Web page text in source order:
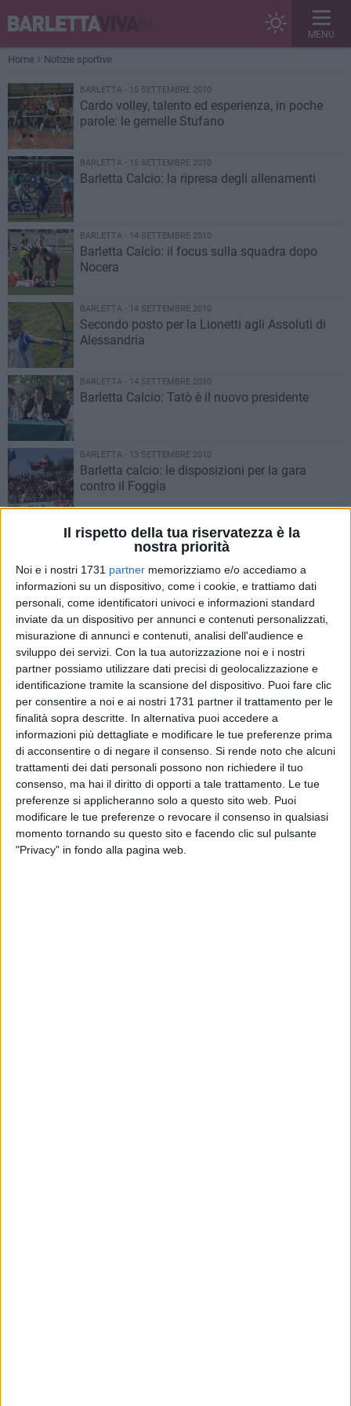
Il rispetto della tua riservatezza è la
nostra priorità
Noi e i nostri 1731 partner memorizziamo e/o accediamo a
informazioni su un dispositivo, come i cookie, e trattiamo dati
personali, come identificatori univoci e informazioni standard
inviate da un dispositivo per annunci e contenuti personalizzati,
misurazione di annunci e contenuti, analisi dell'audience e
sviluppo dei servizi. Con la tua autorizzazione noi e i nostri
partner possiamo utilizzare dati precisi di geolocalizzazione e
identificazione tramite la scansione del dispositivo. Puoi fare clic
per consentire a noi e ai nostri 1731 partner il trattamento per le
finalità sopra descritte. In alternativa puoi accedere a
informazioni più dettagliate e modificare le tue preferenze prima
di acconsentire o di negare il consenso. Si rende noto che alcuni
trattamenti dei dati personali possono non richiedere il tuo
consenso, ma hai il diritto di opporti a tale trattamento. Le tue
preferenze si applicheranno solo a questo sito web. Puoi
modificare le tue preferenze o revocare il consenso in qualsiasi
momento tornando su questo sito e facendo clic sul pulsante
"Privacy" in fondo alla pagina web.
MENU
Home Notizie sportive
BARLETTA - 15 SETTEMBRE 2010
Cardo volley, talento ed esperienza, in poche
parole: le gemelle Stufano
BARLETTA - 15 SETTEMBRE 2010
Barletta Calcio: la ripresa degli allenamenti
BARLETTA - 14 SETTEMBRE 2010
Barletta Calcio: il focus sulla squadra dopo
Nocera
BARLETTA - 14 SETTEMBRE 2010
Secondo posto per la Lionetti agli Assoluti di
Alessandria
BARLETTA - 14 SETTEMBRE 2010
Barletta Calcio: Tatò è il nuovo presidente
BARLETTA - 13 SETTEMBRE 2010
Barletta calcio: le disposizioni per la gara
contro il Foggia
BARLETTA - 13 SETTEMBRE 2010
Barletta calcio, ecco i voti
BARLETTA - 12 SETTEMBRE 2010
Barletta Calcio: i commenti del dopo-gara
BARLETTA - 12 SETTEMBRE 2010
Nocerina – Barletta 2-1, una gara thriller
BARLETTA - 12 SETTEMBRE 2010
Barletta Calcio: i convocati della Nocerina
BARLETTA - 12 SETTEMBRE 2010
Barletta Calcio: modificato il regolamento
accrediti